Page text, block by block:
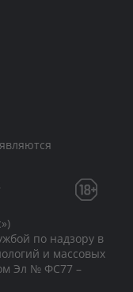
по надзору в
и массовых
Эл № ФС77 –